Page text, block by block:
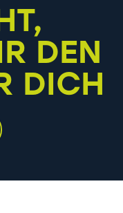
DEN
DICH